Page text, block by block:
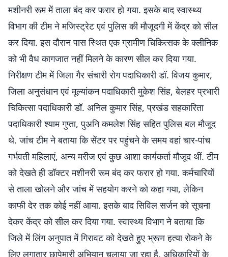
मशीनरी रूम में ताला बंद कर फरार हो गया. इसके बाद स्वास्थ्य
विभाग की टीम ने मजिस्ट्रेट एवं पुलिस की मौजूदगी में केंद्र को सील
कर दिया. इस दौरान पास स्थित एक ग्रामीण चिकित्सक के क्लीनिक
को भी वैध कागजात नहीं मिलने के कारण सील कर दिया गया.
निरीक्षण टीम में जिला गैर संचारी रोग पदाधिकारी डॉ. विजय कुमार,
जिला अनुसंधान एवं मूल्यांकन पदाधिकारी मुकेश सिंह, बेलहर प्रभारी
चिकित्सा पदाधिकारी डॉ. अनिल कुमार सिंह, प्रखंड सहकारिता
पदाधिकारी श्याम गुप्ता, पुअनि कमलेश सिंह सहित पुलिस बल मौजूद
थे. जांच टीम ने बताया कि सेंटर पर पहुंचने के समय वहां चार-पांच
गर्भवती महिलाएं, अन्य मरीज एवं कुछ आशा कार्यकर्ता मौजूद थीं. टीम
को देखते ही डॉक्टर मशीनरी रूम बंद कर फरार हो गया. कर्मचारियों
से ताला खोलने और जांच में सहयोग करने को कहा गया, लेकिन
काफी देर तक कोई नहीं आया. इसके बाद सिविल सर्जन को सूचना
देकर केंद्र को सील कर दिया गया. स्वास्थ्य विभाग ने बताया कि
जिले में लिंग अनुपात में गिरावट को देखते हुए भ्रूण हत्या रोकने के
लिए लगातार छापेमारी अभियान चलाया जा रहा है. अधिकारियों के